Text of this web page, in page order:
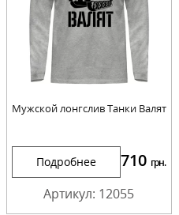
Мужской лонгслив Танки Валят
Подробнее 710 грн.
Артикул: 12055